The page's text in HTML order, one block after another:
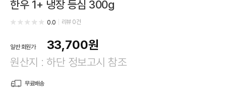
한우 1+ 냉장 등심 300g
0.0 리뷰0건
일반 회원가 33,700원
원산지 : 하단 정보고시 참조
무료배송